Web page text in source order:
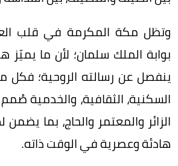
وتظل مكة المكرمة في قلب
بوابة الملك سلمان؛ لأن ما يميّز
ينفصل عن رسالته الروحية؛
السكنية، الثقافية، والخدمية
الزائر والمعتمر والحاج، بما
هادئة وعصرية في الوقت ذاته.